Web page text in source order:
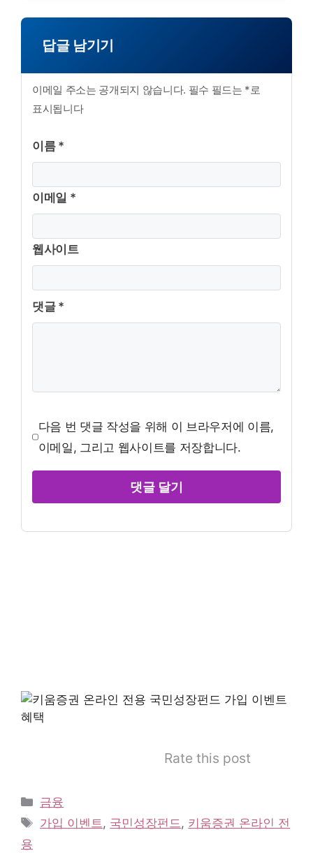
답글 남기기
이메일 주소는 공개되지 않습니다. 필수 필드는 *로
표시됩니다
이름 *
이메일 *
웹사이트
댓글 *
다음 번 댓글 작성을 위해 이 브라우저에 이름,
이메일, 그리고 웹사이트를 저장합니다.
댓글 달기
Rate this post
카
테
금융
태
가입 이벤트, 국민성장펀드, 키움증권 온라인 전
용